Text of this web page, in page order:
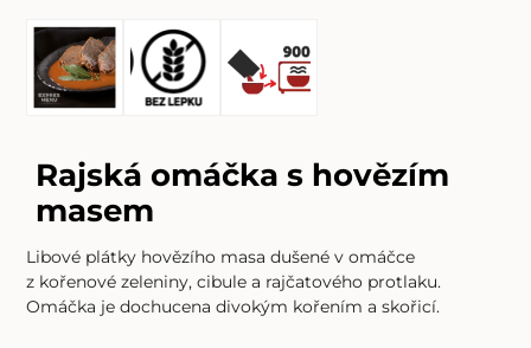
Rajská omáčka s hovězím
masem
Libové plátky hovězího masa dušené v omáčce
z kořenové zeleniny, cibule a rajčatového protlaku.
Omáčka je dochucena divokým kořením a skořicí.